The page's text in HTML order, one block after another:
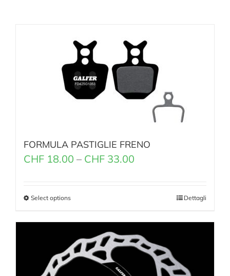
FORMULA PASTIGLIE FRENO
CHF 18.00 – CHF 33.00
Select options Dettagli